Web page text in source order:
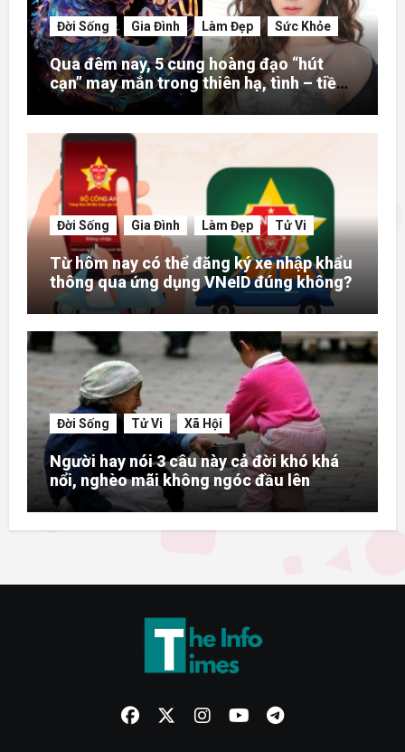
Đời Sống Gia Đình Làm Đẹp Sức Khỏe
Qua đêm nay, 5 cung hoàng đạo “hút
cạn” may mắn trong thiên hạ, tình – tiền
– danh rực rỡ hơn người
Đời Sống Gia Đình Làm Đẹp Tử Vi
Từ hôm nay có thể đăng ký xe nhập khẩu
thông qua ứng dụng VNeID đúng không?
Đời Sống Tử Vi Xã Hội
Người hay nói 3 câu này cả đời khó khá
nổi, nghèo mãi không ngóc đầu lên